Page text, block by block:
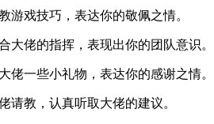
游戏技巧，表达你的敬佩之情。
大佬的指挥，表现出你的团队意识。
佬一些小礼物，表达你的感谢之情。
请教，认真听取大佬的建议。